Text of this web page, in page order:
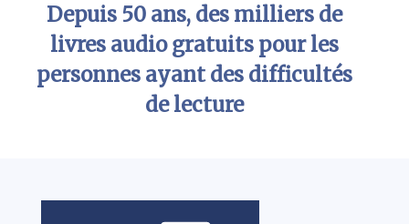
Depuis 50 ans, des milliers de
livres audio gratuits pour les
personnes ayant des difficultés
de lecture